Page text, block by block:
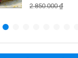
Xe máy điện
1.950.000 ₫